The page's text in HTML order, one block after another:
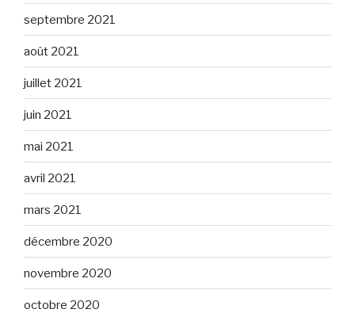
septembre 2021
août 2021
juillet 2021
juin 2021
mai 2021
avril 2021
mars 2021
décembre 2020
novembre 2020
octobre 2020